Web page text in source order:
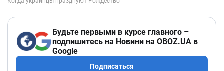
Будьте первыми в курсе главного –
подпишитесь на Новини на OBOZ.UA в
Google
Подписаться